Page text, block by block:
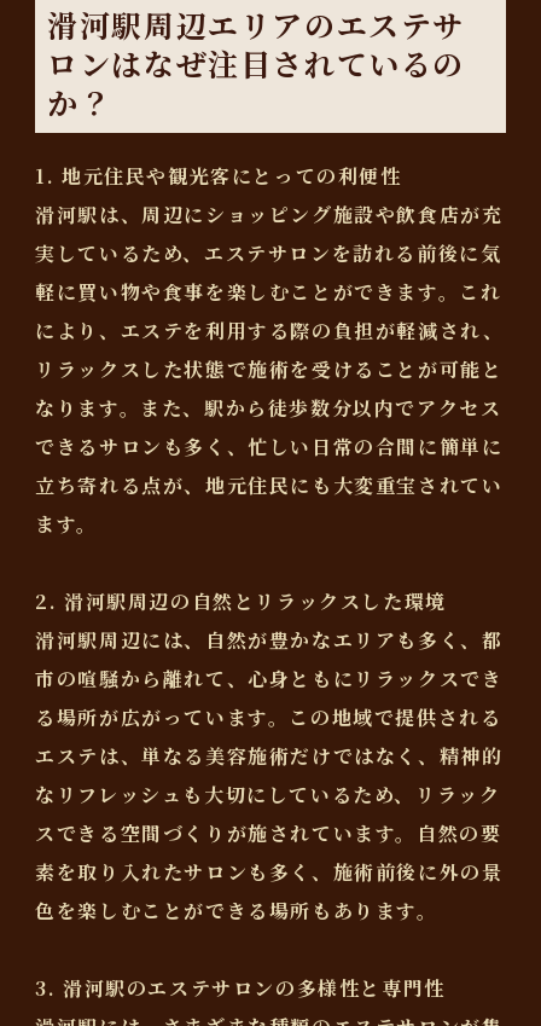
滑河駅周辺エリアのエステサ
ロンはなぜ注目されているの
か？
1. 地元住民や観光客にとっての利便性
滑河駅は、周辺にショッピング施設や飲食店が充
実しているため、エステサロンを訪れる前後に気
軽に買い物や食事を楽しむことができます。これ
により、エステを利用する際の負担が軽減され、
リラックスした状態で施術を受けることが可能と
なります。また、駅から徒歩数分以内でアクセス
できるサロンも多く、忙しい日常の合間に簡単に
立ち寄れる点が、地元住民にも大変重宝されてい
ます。
2. 滑河駅周辺の自然とリラックスした環境
滑河駅周辺には、自然が豊かなエリアも多く、都
市の喧騒から離れて、心身ともにリラックスでき
る場所が広がっています。この地域で提供される
エステは、単なる美容施術だけではなく、精神的
なリフレッシュも大切にしているため、リラック
スできる空間づくりが施されています。自然の要
素を取り入れたサロンも多く、施術前後に外の景
色を楽しむことができる場所もあります。
3. 滑河駅のエステサロンの多様性と専門性